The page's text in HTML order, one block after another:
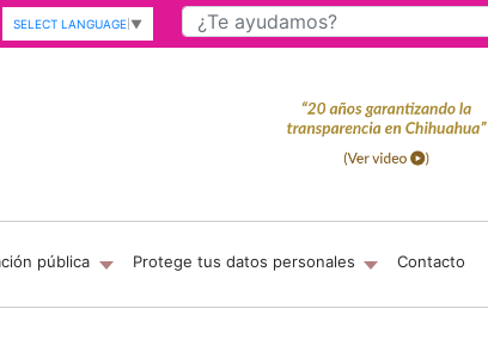
SELECT LANGUAGE ▼
pública Protege tus datos personales Contacto